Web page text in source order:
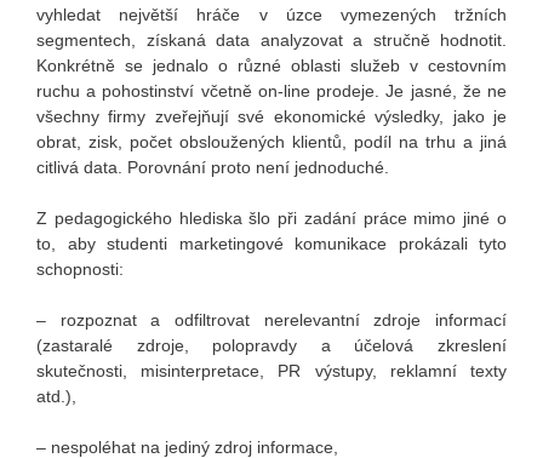
vyhledat největší hráče v úzce vymezených tržních
segmentech, získaná data analyzovat a stručně hodnotit.
Konkrétně se jednalo o různé oblasti služeb v cestovním
ruchu a pohostinství včetně on-line prodeje. Je jasné, že ne
všechny firmy zveřejňují své ekonomické výsledky, jako je
obrat, zisk, počet obsloužených klientů, podíl na trhu a jiná
citlivá data. Porovnání proto není jednoduché.
Z pedagogického hlediska šlo při zadání práce mimo jiné o
to, aby studenti marketingové komunikace prokázali tyto
schopnosti:
– rozpoznat a odfiltrovat nerelevantní zdroje informací
(zastaralé zdroje, polopravdy a účelová zkreslení
skutečnosti, misinterpretace, PR výstupy, reklamní texty
atd.),
– nespoléhat na jediný zdroj informace,